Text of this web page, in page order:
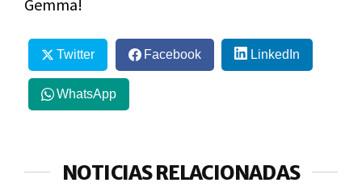
Gemma!
Twitter Facebook LinkedIn
WhatsApp
NOTICIAS RELACIONADAS